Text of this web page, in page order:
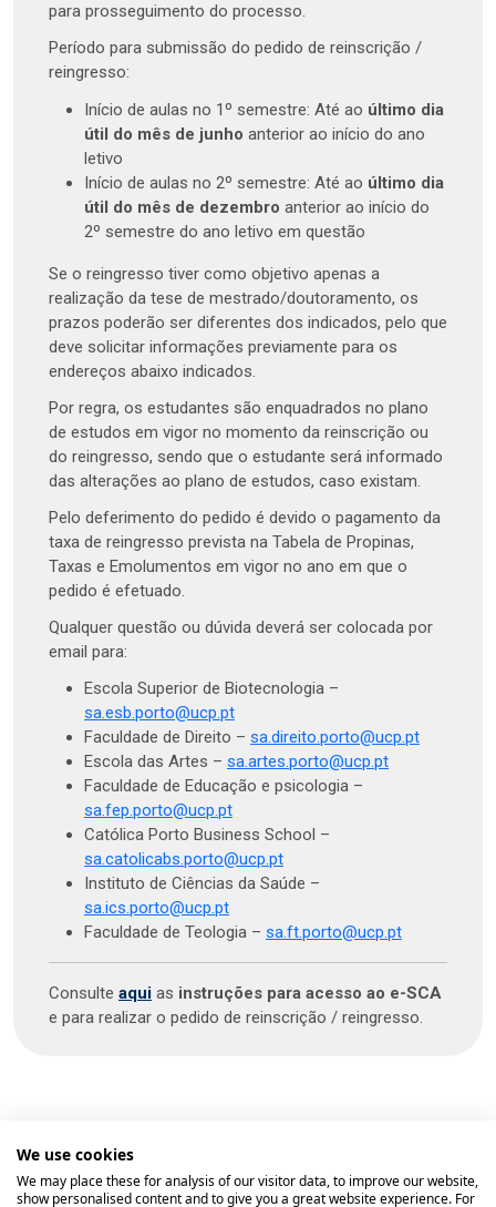
para prosseguimento do processo.
Período para submissão do pedido de reinscrição /
reingresso:
Início de aulas no 1º semestre: Até ao último dia
útil do mês de junho anterior ao início do ano
letivo
Início de aulas no 2º semestre: Até ao último dia
útil do mês de dezembro anterior ao início do
2º semestre do ano letivo em questão
Se o reingresso tiver como objetivo apenas a
realização da tese de mestrado/doutoramento, os
prazos poderão ser diferentes dos indicados, pelo que
deve solicitar informações previamente para os
endereços abaixo indicados.
Por regra, os estudantes são enquadrados no plano
de estudos em vigor no momento da reinscrição ou
do reingresso, sendo que o estudante será informado
das alterações ao plano de estudos, caso existam.
Pelo deferimento do pedido é devido o pagamento da
taxa de reingresso prevista na Tabela de Propinas,
Taxas e Emolumentos em vigor no ano em que o
pedido é efetuado.
Qualquer questão ou dúvida deverá ser colocada por
email para:
Escola Superior de Biotecnologia –
sa.esb.porto@ucp.pt
Faculdade de Direito – sa.direito.porto@ucp.pt
Escola das Artes – sa.artes.porto@ucp.pt
Faculdade de Educação e psicologia –
sa.fep.porto@ucp.pt
Católica Porto Business School –
sa.catolicabs.porto@ucp.pt
Instituto de Ciências da Saúde –
sa.ics.porto@ucp.pt
Faculdade de Teologia – sa.ft.porto@ucp.pt
Consulte aqui as instruções para acesso ao e-SCA
e para realizar o pedido de reinscrição / reingresso.
We use cookies
We may place these for analysis of our visitor data, to improve our website,
show personalised content and to give you a great website experience. For